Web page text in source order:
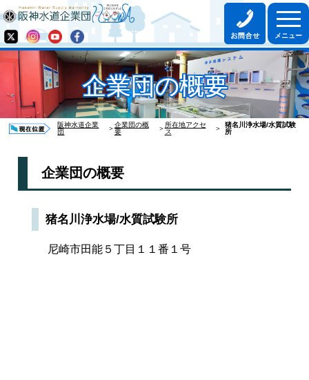
企業団の概要
阪神水道企業
団
＞企業団の概
要
＞所在地アクセ
ス
＞
猪名川浄水場/水質試験
所
企業団の概要
猪名川浄水場/水質試験所
尼崎市田能５丁目１１番１号